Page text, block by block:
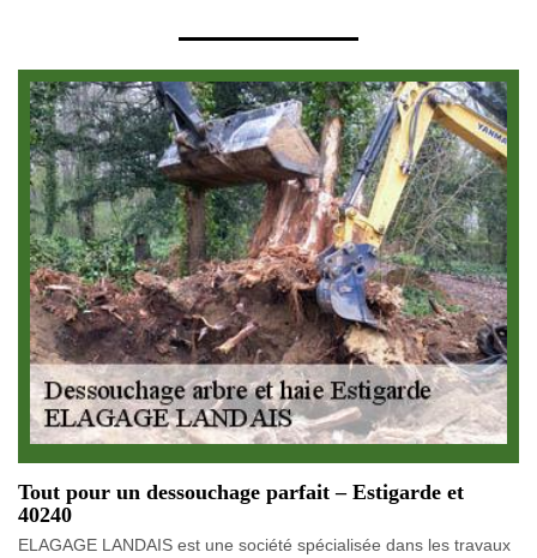
Tout pour un dessouchage parfait – Estigarde et
40240
ELAGAGE LANDAIS est une société spécialisée dans les travaux